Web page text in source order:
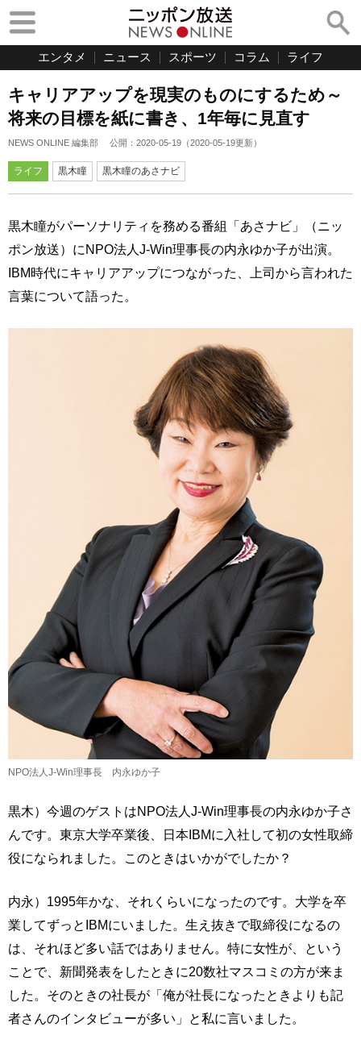
エンタメ ニュース スポーツ コラム ライフ
キャリアアップを現実のものにするため～
将来の目標を紙に書き、1年毎に見直す
NEWS ONLINE 編集部 公開： 2020-05-19 （2020-05-19更新）
ライフ 黒木瞳 黒木瞳のあさナビ
黒木瞳がパーソナリティを務める番組「あさナビ」（ニッ
ポン放送）にNPO法人J-Win理事長の内永ゆか子が出演。
IBM時代にキャリアアップにつながった、上司から言われた
言葉について語った。
NPO法人J-Win理事長 内永ゆか子
黒木）今週のゲストはNPO法人J-Win理事長の内永ゆか子さ
んです。東京大学卒業後、日本IBMに入社して初の女性取締
役になられました。このときはいかがでしたか？
内永）1995年かな、それくらいになったのです。大学を卒
業してずっとIBMにいました。生え抜きで取締役になるの
は、それほど多い話ではありません。特に女性が、という
ことで、新聞発表をしたときに20数社マスコミの方が来ま
した。そのときの社長が「俺が社長になったときよりも記
者さんのインタビューが多い」と私に言いました。